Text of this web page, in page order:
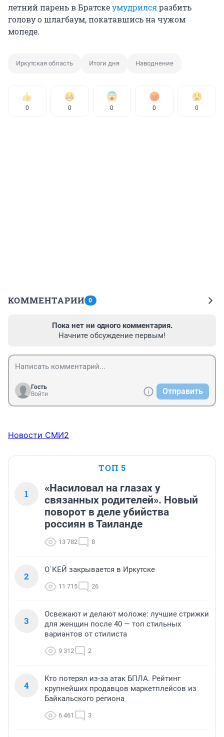
летний парень в Братскеумудрилсяразбить
голову о шлагбаум, покатавшись на чужом
мопеде.
Иркутская область Итоги дня Наводнение
0 0 0 0 0
КОММЕНТАРИИ 0
Пока нет ни одного комментария.
Начните обсуждение первым!
Гость
Войти
Отправить
Новости СМИ2
ТОП 5
1
«Насиловал на глазах у
связанных родителей». Новый
поворот в деле убийства
россиян в Таиланде
13 782 8
2
О`КЕЙ закрывается в Иркутске
11 715 26
3
Освежают и делают моложе: лучшие стрижки
для женщин после 40 — топ стильных
вариантов от стилиста
9 312 2
4
Кто потерял из-за атак БПЛА. Рейтинг
крупнейших продавцов маркетплейсов из
Байкальского региона
6 461 3